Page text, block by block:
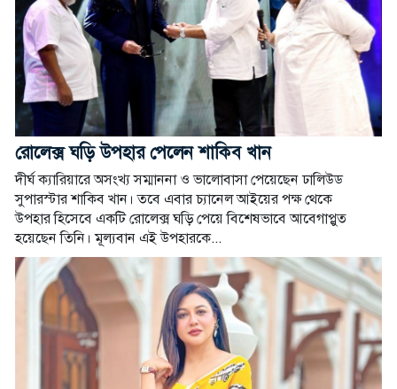
রোলেক্স ঘড়ি উপহার পেলেন শাকিব খান
দীর্ঘ ক্যারিয়ারে অসংখ্য সম্মাননা ও ভালোবাসা পেয়েছেন ঢালিউড
সুপারস্টার শাকিব খান। তবে এবার চ্যানেল আইয়ের পক্ষ থেকে
উপহার হিসেবে একটি রোলেক্স ঘড়ি পেয়ে বিশেষভাবে আবেগাপ্লুত
হয়েছেন তিনি। মূল্যবান এই উপহারকে...